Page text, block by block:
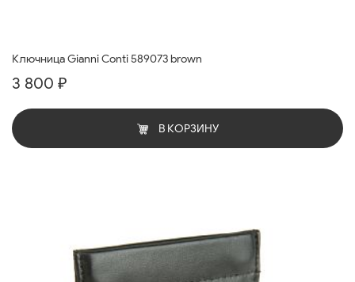
Ключница Gianni Conti 589073 brown
3 800 ₽
В КОРЗИНУ